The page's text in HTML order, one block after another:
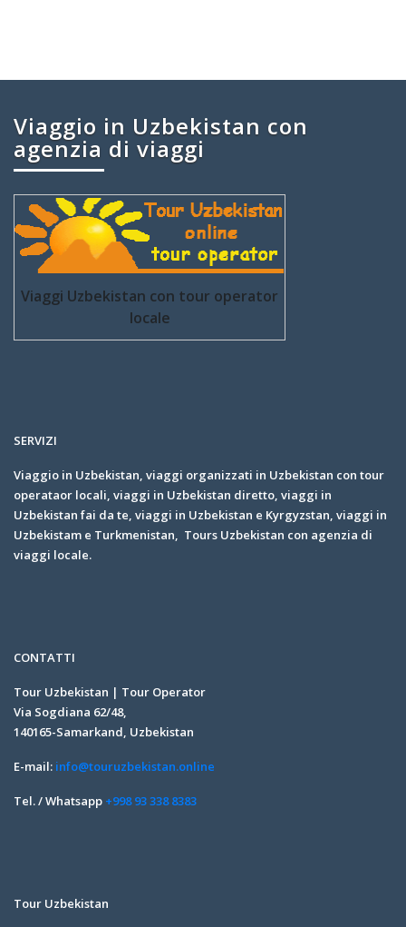
Viaggio in Uzbekistan con
agenzia di viaggi
Viaggi Uzbekistan con tour operator
locale
SERVIZI
Viaggio in Uzbekistan, viaggi organizzati in Uzbekistan con tour
operataor locali, viaggi in Uzbekistan diretto, viaggi in
Uzbekistan fai da te, viaggi in Uzbekistan e Kyrgyzstan, viaggi in
Uzbekistam e Turkmenistan, Tours Uzbekistan con agenzia di
viaggi locale.
CONTATTI
Tour Uzbekistan | Tour Operator
Via Sogdiana 62/48,
140165-Samarkand, Uzbekistan
E-mail: info@touruzbekistan.online
Tel. / Whatsapp +998 93 338 8383
Tour Uzbekistan